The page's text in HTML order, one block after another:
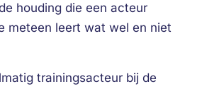
houding die een acteur
meteen leert wat wel en niet
trainingsacteur bij de